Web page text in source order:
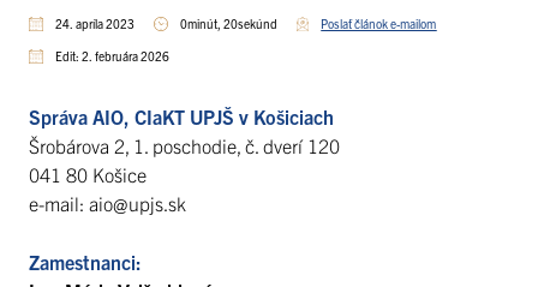
24. apríla 2023 0minút, 20sekúnd Poslať článok e-mailom
Edit: 2. februára 2026
Správa AIO, CIaKT UPJŠ v Košiciach
Šrobárova 2, 1. poschodie, č. dverí 120
041 80 Košice
e-mail: aio@upjs.sk
Zamestnanci: